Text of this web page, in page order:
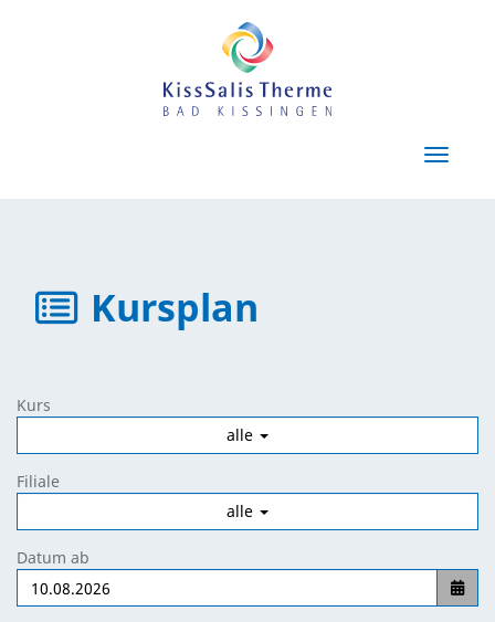
Menü
Kursplan
Kurs
alle
Filiale
alle
Datum ab